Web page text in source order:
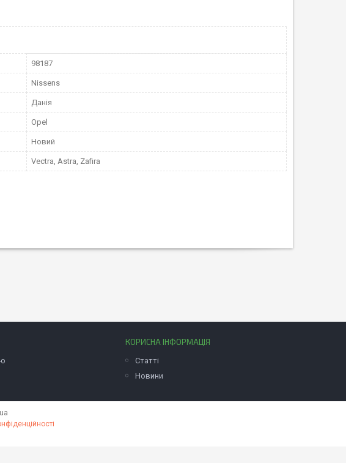
98187
Nissens
Данія
Opel
Новий
Vectra, Astra, Zafira
КОРИСНА ІНФОРМАЦІЯ
Статті
Новини